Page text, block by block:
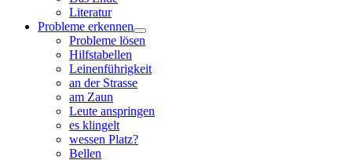
Literatur
Probleme erkennen
Probleme lösen
Hilfstabellen
Leinenführigkeit
an der Strasse
am Zaun
Leute anspringen
es klingelt
wessen Platz?
Bellen